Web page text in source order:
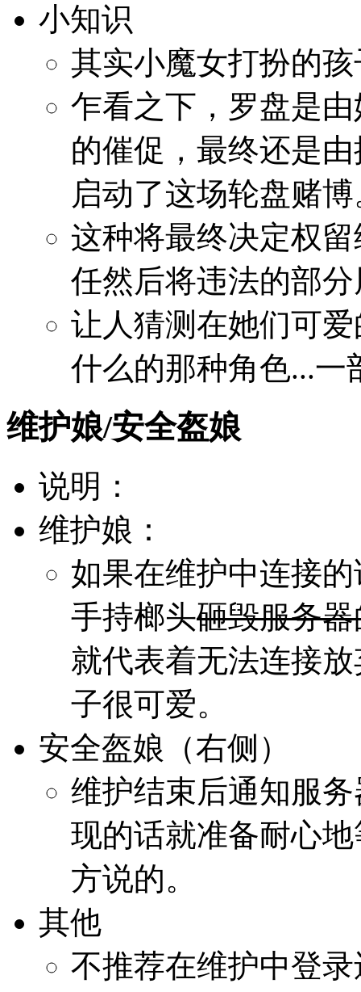
小知识
其实小魔女打扮的
乍看之下，罗盘是
的催促，最终还是
启动了这场轮盘赌
这种将最终决定权
任然后将违法的部
让人猜测在她们可
什么的那种角色...一
维护娘/安全盔娘
说明：
维护娘：
如果在维护中连接
手持榔头砸毁服务
就代表着无法连接
子很可爱。
安全盔娘（右侧）
维护结束后通知服
现的话就准备耐心
方说的。
其他
不推荐在维护中登